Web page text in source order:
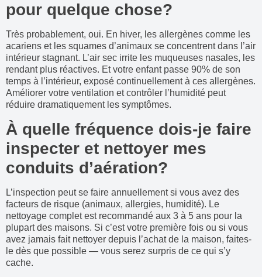
pour quelque chose?
Très probablement, oui. En hiver, les allergènes comme les
acariens et les squames d’animaux se concentrent dans l’air
intérieur stagnant. L’air sec irrite les muqueuses nasales, les
rendant plus réactives. Et votre enfant passe 90% de son
temps à l’intérieur, exposé continuellement à ces allergènes.
Améliorer votre ventilation et contrôler l’humidité peut
réduire dramatiquement les symptômes.
À quelle fréquence dois-je faire
inspecter et nettoyer mes
conduits d’aération?
L’inspection peut se faire annuellement si vous avez des
facteurs de risque (animaux, allergies, humidité). Le
nettoyage complet est recommandé aux 3 à 5 ans pour la
plupart des maisons. Si c’est votre première fois ou si vous
avez jamais fait nettoyer depuis l’achat de la maison, faites-
le dès que possible — vous serez surpris de ce qui s’y
cache.